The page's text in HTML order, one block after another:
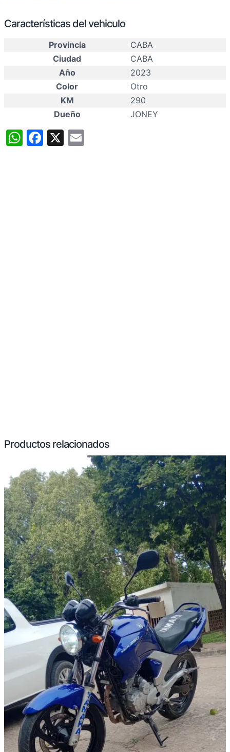
Características del vehiculo
Provincia
CABA
Ciudad
CABA
Año
2023
Color
Otro
KM
290
Dueño
JONEY
WhatsApp
Facebook
X
Productos relacionados